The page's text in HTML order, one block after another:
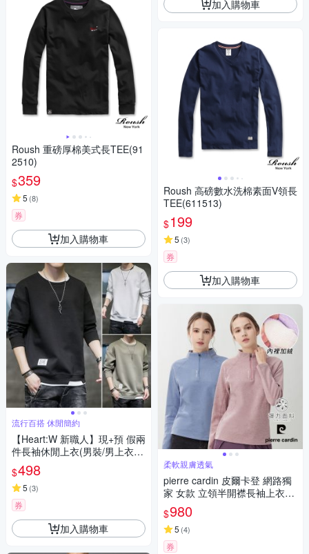
Roush 重磅厚棉美式長TEE(91
2510)
$359
5 (8)
券
加入購物車
流行百搭 休閒簡約
【Heart:W 新職人】現+預 假兩
件長袖休閒上衣(男裝/男上衣/
百搭/圓領T恤)
$498
5 (3)
券
加入購物車
加入購物車
Roush 高磅數水洗棉素面V領長
TEE(611513)
$199
5 (3)
券
加入購物車
柔軟親膚透氣
pierre cardin 皮爾卡登 網路獨
家 女款 立領半開襟長袖上衣
(多色任選)
$980
5 (4)
券